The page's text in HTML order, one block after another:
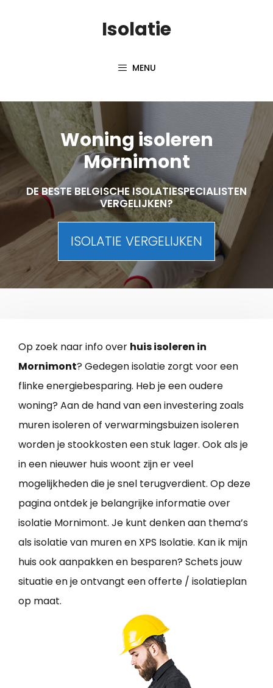
Isolatie
MENU
Woning isoleren
Mornimont
DE BESTE BELGISCHE ISOLATIESPECIALISTEN
VERGELIJKEN?
ISOLATIE VERGELIJKEN
Op zoek naar info over huis isoleren in
Mornimont? Gedegen isolatie zorgt voor een
flinke energiebesparing. Heb je een oudere
woning? Aan de hand van een investering zoals
muren isoleren of verwarmingsbuizen isoleren
worden je stookkosten een stuk lager. Ook als je
in een nieuwer huis woont zijn er veel
mogelijkheden die je snel terugverdient. Op deze
pagina ontdek je belangrijke informatie over
isolatie Mornimont. Je kunt denken aan thema’s
als isolatie van muren en XPS Isolatie. Kan ik mijn
huis ook aanpakken en besparen? Schets jouw
situatie en je ontvangt een offerte / isolatieplan
op maat.